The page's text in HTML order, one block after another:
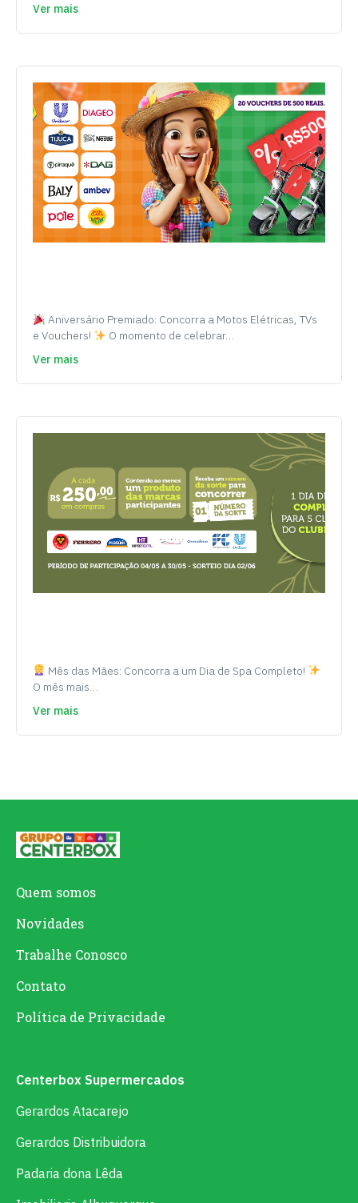
Ver mais
Aniversário Premiado: Concorra a Motos Elétricas, TVs
e Vouchers!
O momento de celebrar…
Ver mais
Mês das Mães: Concorra a um Dia de Spa Completo!
O mês mais…
Ver mais
Quem somos
Novidades
Trabalhe Conosco
Contato
Política de Privacidade
Centerbox Supermercados
Gerardos Atacarejo
Gerardos Distribuidora
Padaria dona Lêda